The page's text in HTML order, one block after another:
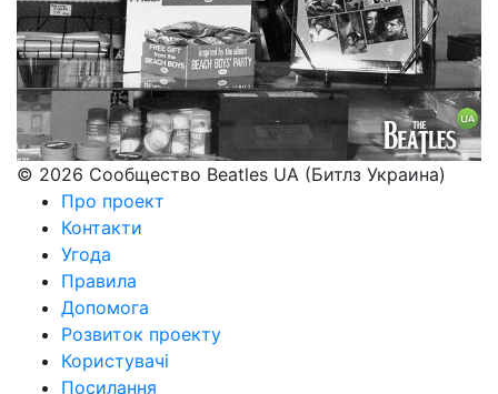
© 2026 Сообщество Beatles UA (Битлз Украина)
Про проект
Контакти
Угода
Правила
Допомога
Розвиток проекту
Користувачі
Посилання